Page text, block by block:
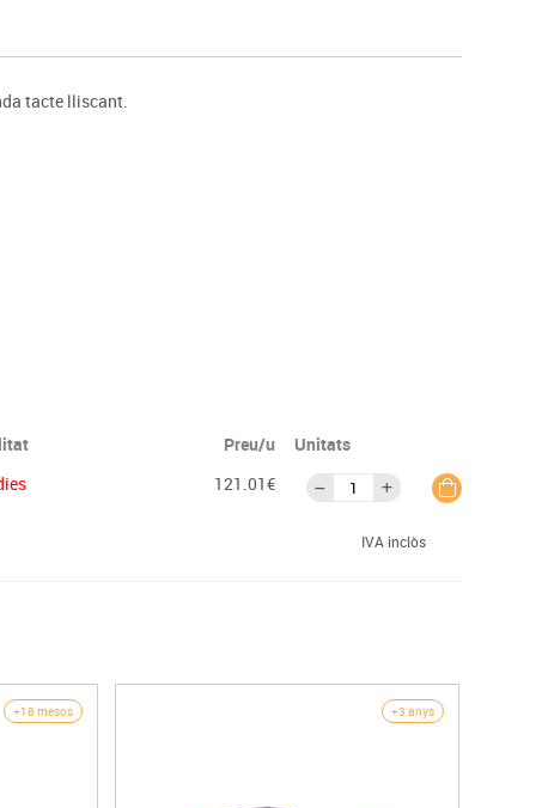
Esports raqueta
Gimnàstica rítmica
tacte lliscant.
Preu/u
Unitats
121.01€
IVA inclòs
+18 mesos +3 anys